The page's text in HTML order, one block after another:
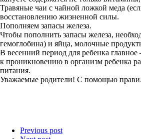
Травяные чаи с чайной ложкой меда
восстановлению жизненной силы.
Пополняем запасы железа.
Чтобы пополнить запасы железа,
гемоглобина) и яйца, молочные
В весенний период для ребенка
к проникновению в организм ребенка
питания.
Уважаемые родители! С помощью
Previous post